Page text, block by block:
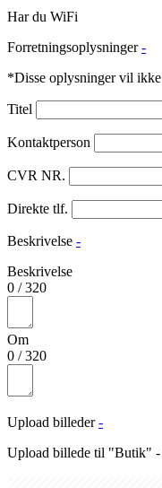
Har du WiFi
Forretningsoplysninger -
*Disse oplysninger vil
Titel
Kontaktperson
CVR NR.
Direkte tlf.
Beskrivelse -
Beskrivelse
0 /320
Om
0 /320
Upload billeder -
Upload billede til "Butik" -